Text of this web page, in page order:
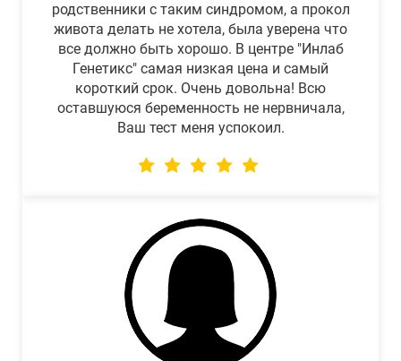
родственники с таким синдромом, а прокол
живота делать не хотела, была уверена что
все должно быть хорошо. В центре "Инлаб
Генетикс" самая низкая цена и самый
короткий срок. Очень довольна! Всю
оставшуюся беременность не нервничала,
Ваш тест меня успокоил.